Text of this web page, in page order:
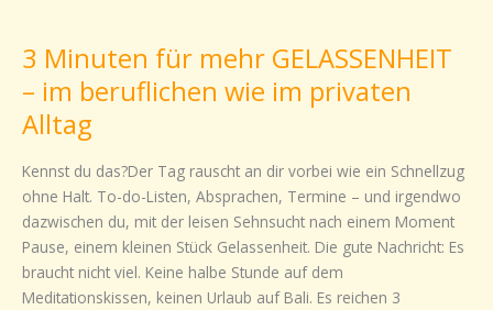
3 Minuten für mehr GELASSENHEIT
– im beruflichen wie im privaten
Alltag
Kennst du das?Der Tag rauscht an dir vorbei wie ein Schnellzug
ohne Halt. To-do-Listen, Absprachen, Termine – und irgendwo
dazwischen du, mit der leisen Sehnsucht nach einem Moment
Pause, einem kleinen Stück Gelassenheit. Die gute Nachricht: Es
braucht nicht viel. Keine halbe Stunde auf dem
Meditationskissen, keinen Urlaub auf Bali. Es reichen 3
für
mehr
GELASSENHEIT
–
beruflichen
wie
im
privaten
Alltag